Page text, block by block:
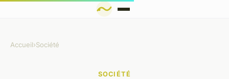
Accueil›Société
SOCIÉTÉ